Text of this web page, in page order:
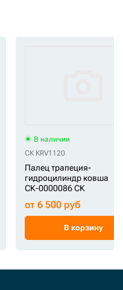
В наличии
СК KRV1120
Палец трапеция-
гидроцилиндр ковша
СК-0000086 СК
от 6 500 руб
В корзину